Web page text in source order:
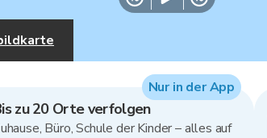
zu 20 Orte verfolgen
Büro, Schule der Kinder – alles auf
Nur in der App